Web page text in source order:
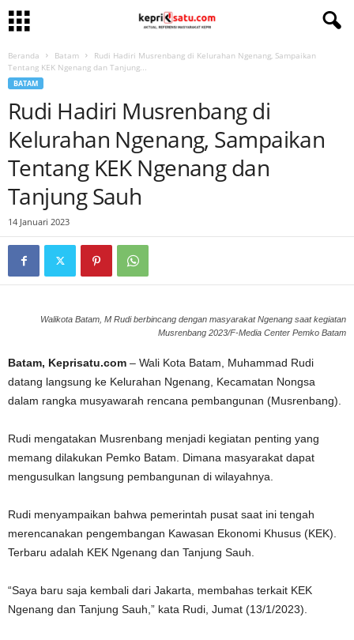
Beranda Batam
Rudi Hadiri Musrenbang di Kelurahan Ngenang, Sampaikan
Tentang KEK Ngenang dan Tanjung...
BATAM
Rudi Hadiri Musrenbang di
Kelurahan Ngenang, Sampaikan
Tentang KEK Ngenang dan
Tanjung Sauh
14 Januari 2023
Walikota Batam, M Rudi berbincang dengan masyarakat Ngenang saat kegiatan
Musrenbang 2023/F-Media Center Pemko Batam
Batam, Keprisatu.com – Wali Kota Batam, Muhammad Rudi
datang langsung ke Kelurahan Ngenang, Kecamatan Nongsa
dalam rangka musyawarah rencana pembangunan (Musrenbang).
Rudi mengatakan Musrenbang menjadi kegiatan penting yang
memang dilakukan Pemko Batam. Dimana masyarakat dapat
mengusulkan langsung pembangunan di wilayahnya.
Rudi menyampaikan bahwa pemerintah pusat saat ini tengah
merencanakan pengembangan Kawasan Ekonomi Khusus (KEK).
Terbaru adalah KEK Ngenang dan Tanjung Sauh.
“Saya baru saja kembali dari Jakarta, membahas terkait KEK
Ngenang dan Tanjung Sauh,” kata Rudi, Jumat (13/1/2023).